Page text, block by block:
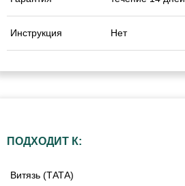
Инструкция Нет
ПОДХОДИТ К:
Витязь (ТАТА)